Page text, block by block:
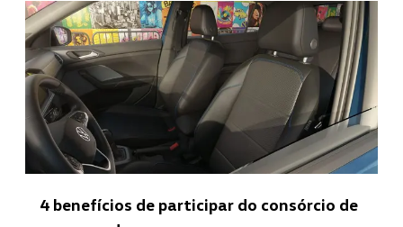
4 benefícios de participar do consórcio de